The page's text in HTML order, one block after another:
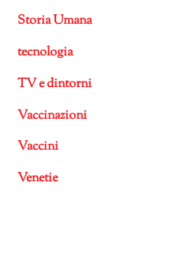
Storia Umana
tecnologia
TV e dintorni
Vaccinazioni
Vaccini
Venetie